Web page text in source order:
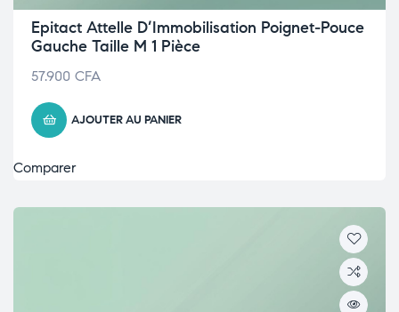
Epitact Attelle D’Immobilisation Poignet-Pouce
Gauche Taille M 1 Pièce
57.900 CFA
AJOUTER AU PANIER
Comparer